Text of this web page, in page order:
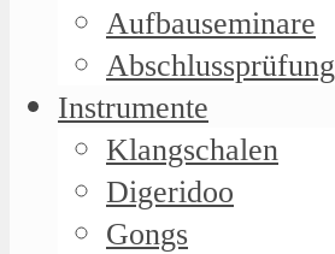
Aufbauseminare
Abschlussprüfung
Instrumente
Klangschalen
Digeridoo
Gongs